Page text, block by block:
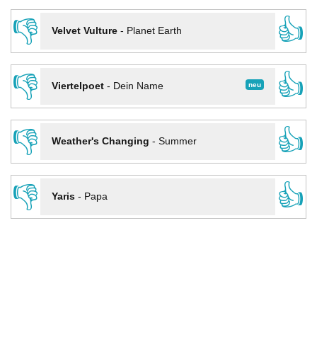
👎
Velvet Vulture- Planet Earth
👍
👎
neu
Viertelpoet- Dein Name
👍
👎
Weather's Changing - Summer
👍
👎
Yaris- Papa 👍